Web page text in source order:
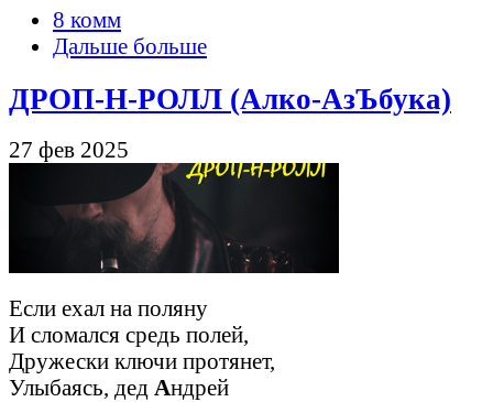
8 комм
Дальше больше
ДРОП-Н-РОЛЛ (Алко-АзЪбука)
27 фев 2025
Если ехал на поляну
И сломался средь полей,
Дружески ключи протянет,
Улыбаясь, дед Андрей